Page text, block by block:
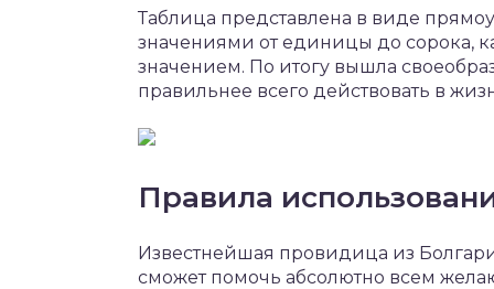
Таблица представлена в виде
значениями от единицы до сорока,
значением. По итогу вышла
правильнее всего действовать в
Правила
Известнейшая провидица из
сможет помочь абсолютно всем